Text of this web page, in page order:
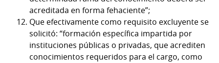
acreditada en forma fehaciente”;
Que efectivamente como requisito excluyente se
solicitó: “formación específica impartida por
instituciones públicas o privadas, que acrediten
conocimientos requeridos para el cargo, como